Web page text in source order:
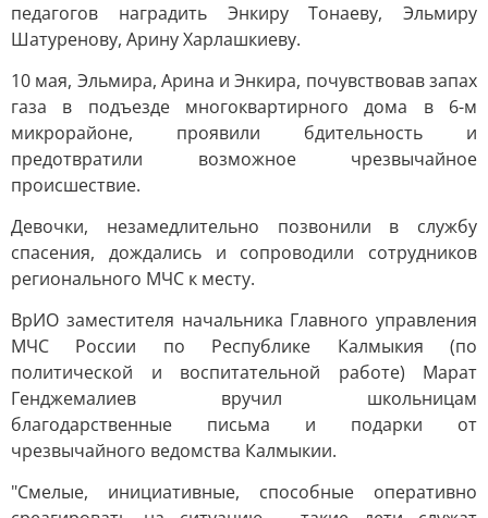
педагогов наградить Энкиру Тонаеву, Эльмиру
Шатуренову, Арину Харлашкиеву.
10 мая, Эльмира, Арина и Энкира, почувствовав запах
газа в подъезде многоквартирного дома в 6-м
микрорайоне, проявили бдительность и
предотвратили возможное чрезвычайное
происшествие.
Девочки, незамедлительно позвонили в службу
спасения, дождались и сопроводили сотрудников
регионального МЧС к месту.
ВрИО заместителя начальника Главного управления
МЧС России по Республике Калмыкия (по
политической и воспитательной работе) Марат
Генджемалиев вручил школьницам
благодарственные письма и подарки от
чрезвычайного ведомства Калмыкии.
"Смелые, инициативные, способные оперативно